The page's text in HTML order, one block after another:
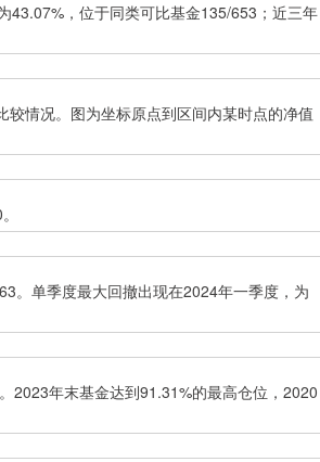
43.07%，位于同类可比基金135/653；近三年
情况。图为坐标原点到区间内某时点的净值
单季度最大回撤出现在2024年一季度，为
年末基金达到91.31%的最高仓位，2020